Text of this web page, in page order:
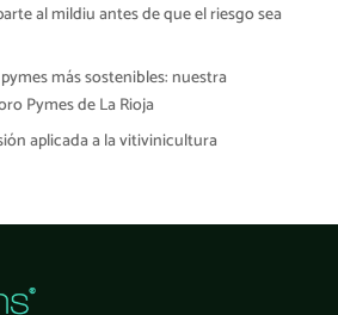
al mildiu antes de que el riesgo sea
más sostenibles: nuestra
Pymes de La Rioja
aplicada a la vitivinicultura